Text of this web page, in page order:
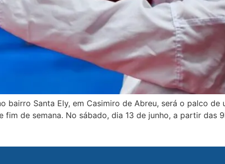
bairro Santa Ely, em Casimiro de Abreu, será o palco de
de semana. No sábado, dia 13 de junho, a partir das